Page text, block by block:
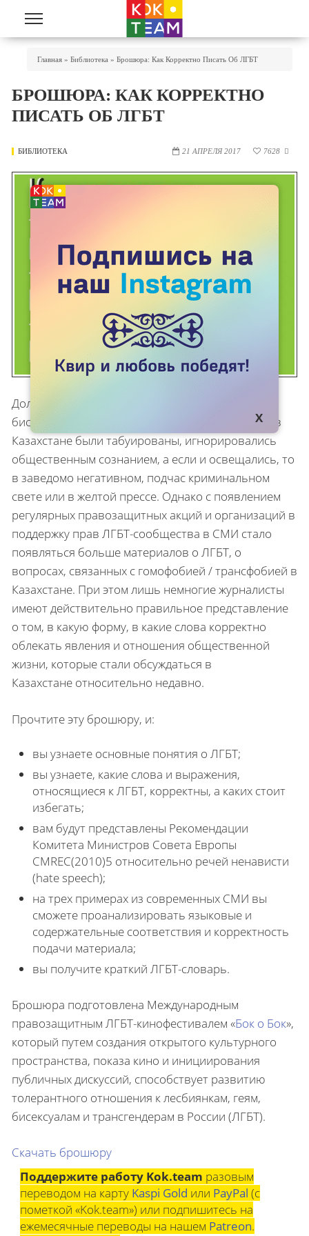
Перейти к основному содержанию
Главная » Библиотека » Брошюра: Как Корректно Писать Об ЛГБТ
БРОШЮРА: КАК КОРРЕКТНО
ПИСАТЬ ОБ ЛГБТ
БИБЛИОТЕКА 21 АПРЕЛЯ 2017 7628 
Долгие годы вопросы жизни лесбиянок, геев,
бисексуалов и трансгендеров в СССР, а затем и в
Казахстане были табуированы, игнорировались
общественным сознанием, а если и освещались, то
в заведомо негативном, подчас криминальном
свете или в желтой прессе. Однако с появлением
регулярных правозащитных акций и организаций в
поддержку прав ЛГБТ-сообщества в СМИ стало
появляться больше материалов о ЛГБТ, о
вопросах, связанных с гомофобией / трансфобией в
Казахстане. При этом лишь немногие журналисты
имеют действительно правильное представление
о том, в какую форму, в какие слова корректно
облекать явления и отношения общественной
жизни, которые стали обсуждаться в
Казахстане относительно недавно.
Прочтите эту брошюру, и:
вы узнаете основные понятия о ЛГБТ;
вы узнаете, какие слова и выражения,
относящиеся к ЛГБТ, корректны, а каких стоит
избегать;
вам будут представлены Рекомендации
Комитета Министров Совета Европы
CMREC(2010)5 относительно речей ненависти
(hate speech);
на трех примерах из современных СМИ вы
сможете проанализировать языковые и
содержательные соответствия и корректность
подачи материала;
вы получите краткий ЛГБТ-словарь.
Брошюра подготовлена Международным
правозащитным ЛГБТ-кинофестивалем «Бок о Бок»,
который путем создания открытого культурного
пространства, показа кино и инициирования
публичных дискуссий, способствует развитию
толерантного отношения к лесбиянкам, геям,
бисексуалам и трансгендерам в России (ЛГБТ).
Скачать брошюру
Поддержите работу Kok.team разовым
переводом на карту Kaspi Gold или PayPal (с
пометкой «Kok.team») или подпишитесь на
ежемесячные переводы на нашем Patreon.